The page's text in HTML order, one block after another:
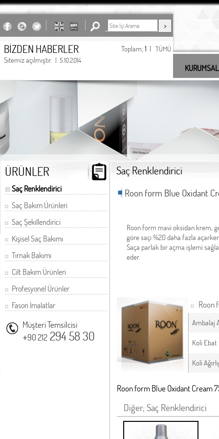
BİZDEN HABERLER
Sitemiz açılmıştır. | 5.10.2014
undefined
Toplam;1 | TÜMÜ
KURUMSAL
ÜRÜNLER Saç Renklendirici
Saç Renklendirici
Saç Bakım Ürünleri
Saç Şekillendirici
Kişisel Saç Bakımı
Tırnak Bakımı
Cilt Bakım Ürünleri
Profesyonel Ürünler
Fason İmalatlar
Müşteri Temsilcisi
+90 212 294 58 30
Roon form Blue Oxidant
Roon form mavi oksidan krem,
göre saçı %20 daha fazla
Saça parlak bir açma işlemi
eder.
Roon
Ambalaj
Koli Ebat
Koli
Roon form Blue Oxidant Cream
Diğer; Saç Renklendirici